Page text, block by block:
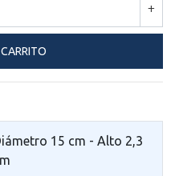
+
15 cm - Alto 2,3